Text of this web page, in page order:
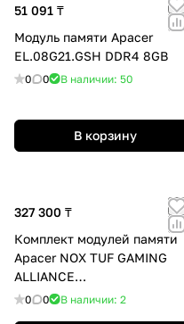
51 091 ₸
Модуль памяти Apacer
EL.08G21.GSH DDR4 8GB
0 0 В наличии: 50
В корзину
327 300 ₸
Комплект модулей памяти
Apacer NOX TUF GAMING
ALLIANCE
AH5U32G60C622UTAA-2
0 0 В наличии: 2